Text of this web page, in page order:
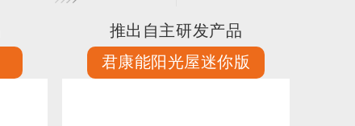
推出自主研发产品
君康能阳光屋迷你版